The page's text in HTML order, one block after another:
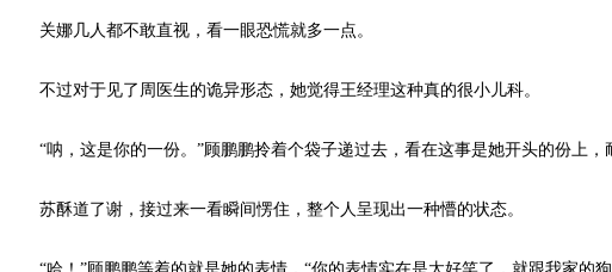
关娜几人都不敢直视，看一眼恐慌就多一点。
不过对于见了周医生的诡异形态，她觉得王经理这种真的很小儿科。
“呐，这是你的一份。”顾鹏鹏拎着个袋子递过去，看在这事是她开头的份上，
苏酥道了谢，接过来一看瞬间愣住，整个人呈现出一种懵的状态。